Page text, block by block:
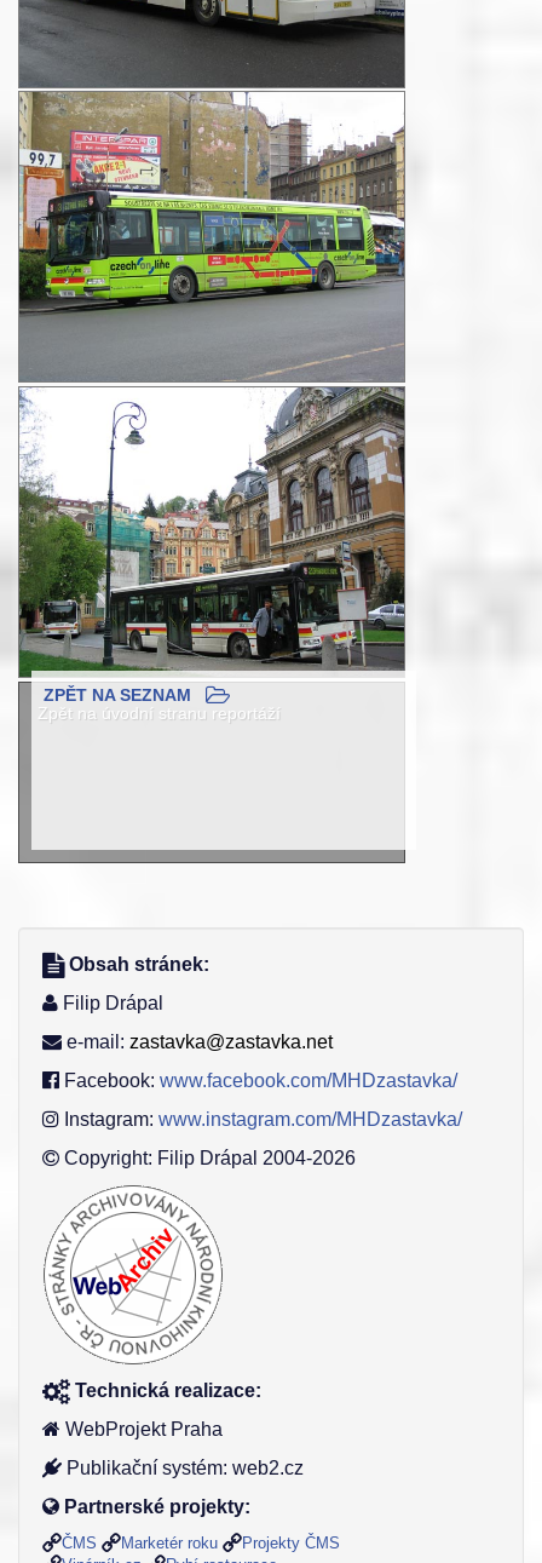
Zpět na úvodní stranu reportáží
ZPĚT NA SEZNAM
Obsah stránek:
Filip Drápal
e-mail: zastavka@zastavka.net
Facebook: www.facebook.com/MHDzastavka/
Instagram: www.instagram.com/MHDzastavka/
Copyright: Filip Drápal 2004-2026
Technická realizace:
WebProjekt Praha
Publikační systém: web2.cz
Partnerské projekty:
ČMS Marketér roku
Projekty ČMS